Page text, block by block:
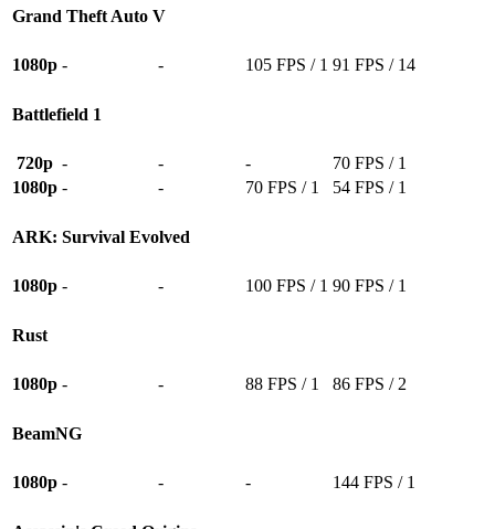
Grand Theft Auto V
1080p - - 105 FPS / 1 91 FPS / 14
Battlefield 1
720p - - -
70 FPS / 1
1080p - - 70 FPS / 1 54 FPS / 1
ARK: Survival Evolved
1080p - - 100 FPS / 1 90 FPS / 1
Rust
1080p - - 88 FPS / 1 86 FPS / 2
BeamNG
1080p - - - 144 FPS / 1